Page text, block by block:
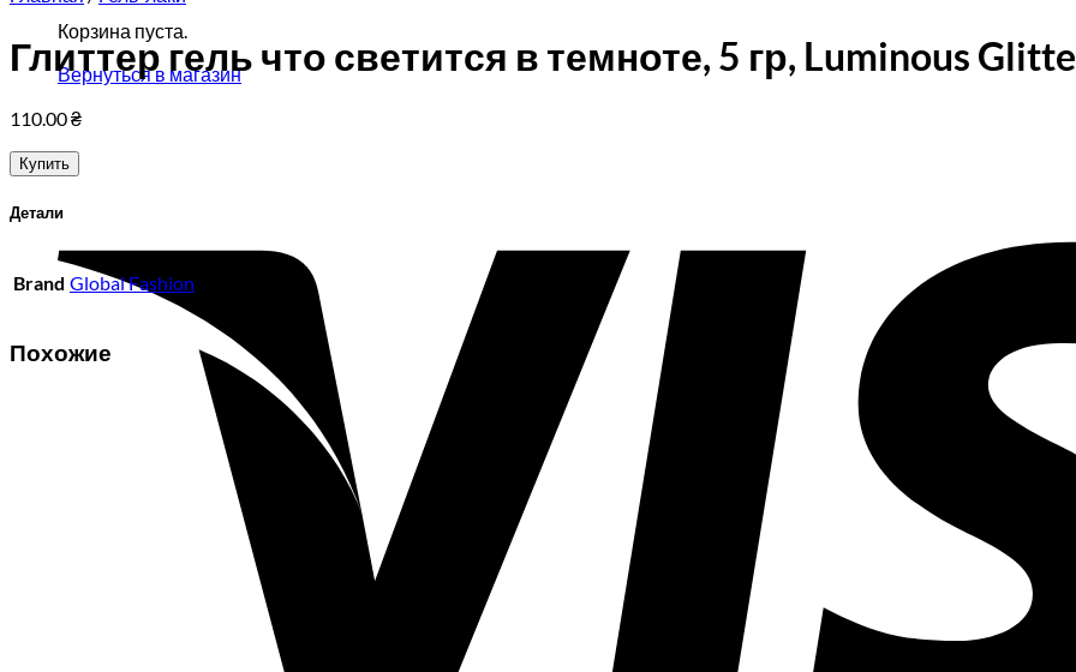
Корзина пуста.
Вернуться в магазин
Глиттер гель что светится в темноте, 5 гр, Luminous
110.00₴
Купить
Детали
Brand Global Fashion
Похожие